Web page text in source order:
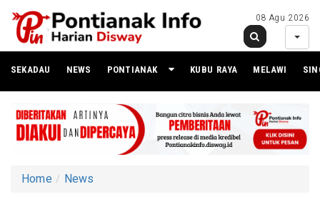
08 Agu 2026
SEKADAU NEWS PONTIANAK KUBU RAYA MELAWI
Home News